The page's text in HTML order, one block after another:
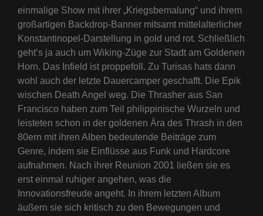
einmalige Show mit ihrer „Kriegsbemalung“ und ihrem
großartigen Backdrop-Banner mitsamt mittelalterlicher
Konstantinopel-Darstellung in gold und rot. Schließlich
geht’s ja auch um Wiking-Züge zur Stadt am Goldenen
Horn. Das Infield ist proppefoll. Zu Turisas hats dann
wohl auch der letzte Dauercamper geschafft. Die Epik
wischen Death Angel weg. Die Thrasher aus San
Francisco haben zum Teil philippinische Wurzeln und
leisteten schon in der goldenen Ära des Thrash in den
80ern mit ihren Alben bedeutende Beiträge zum
Genre, indem sie Einflüsse aus Funk und Hardcore
aufnahmen. Nach ihrer Reunion 2001 ließen sie es
erst einmal ruhiger angehen, was die
Innovationsfreude angeht. In ihrem letzten Album
äußern sie sich kritisch zu den Bewegungen und